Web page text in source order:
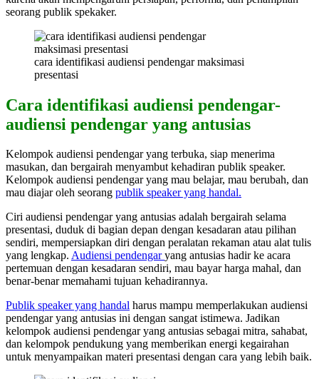
seorang publik spekaker.
cara identifikasi audiensi pendengar maksimasi
presentasi
Cara identifikasi audiensi pendengar-
audiensi pendengar yang antusias
Kelompok audiensi pendengar yang terbuka, siap menerima
masukan, dan bergairah menyambut kehadiran publik speaker.
Kelompok audiensi pendengar yang mau belajar, mau berubah, dan
mau diajar oleh seorang publik speaker yang handal.
Ciri audiensi pendengar yang antusias adalah bergairah selama
presentasi, duduk di bagian depan dengan kesadaran atau pilihan
sendiri, mempersiapkan diri dengan peralatan rekaman atau alat tulis
yang lengkap. Audiensi pendengaryang antusias hadir ke acara
pertemuan dengan kesadaran sendiri, mau bayar harga mahal, dan
benar-benar memahami tujuan kehadirannya.
Publik speaker yang handal harus mampu memperlakukan audiensi
pendengar yang antusias ini dengan sangat istimewa. Jadikan
kelompok audiensi pendengar yang antusias sebagai mitra, sahabat,
dan kelompok pendukung yang memberikan energi kegairahan
untuk menyampaikan materi presentasi dengan cara yang lebih baik.